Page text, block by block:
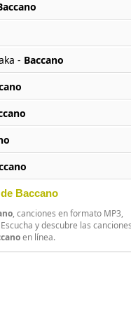
- Baccano
Baccano
, canciones en formato MP3,
y descubre las canciones
en línea.